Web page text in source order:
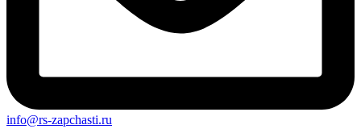
info@rs-zapchasti.ru